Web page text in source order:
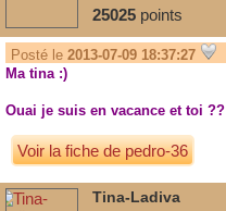
25025 points
Posté le 2013-07-09 18:37:27
Ma tina :)
Ouai je suis en vacance et toi ??
Voir la fiche de pedro-36
Tina-Ladiva